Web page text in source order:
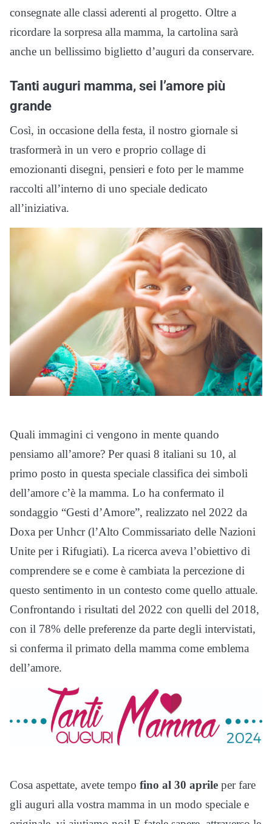
consegnate alle classi aderenti al progetto. Oltre a
ricordare la sorpresa alla mamma, la cartolina sarà
anche un bellissimo biglietto d’auguri da conservare.
Tanti auguri mamma, sei l’amore più
grande
Così, in occasione della festa, il nostro giornale si
trasformerà in un vero e proprio collage di
emozionanti disegni, pensieri e foto per le mamme
raccolti all’interno di uno speciale dedicato
all’iniziativa.
Quali immagini ci vengono in mente quando
pensiamo all’amore? Per quasi 8 italiani su 10, al
primo posto in questa speciale classifica dei simboli
dell’amore c’è la mamma. Lo ha confermato il
sondaggio “Gesti d’Amore”, realizzato nel 2022 da
Doxa per Unhcr (l’Alto Commissariato delle Nazioni
Unite per i Rifugiati). La ricerca aveva l’obiettivo di
comprendere se e come è cambiata la percezione di
questo sentimento in un contesto come quello attuale.
Confrontando i risultati del 2022 con quelli del 2018,
con il 78% delle preferenze da parte degli intervistati,
si conferma il primato della mamma come emblema
dell’amore.
Cosa aspettate, avete tempo fino al 30 aprile per fare
gli auguri alla vostra mamma in un modo speciale e